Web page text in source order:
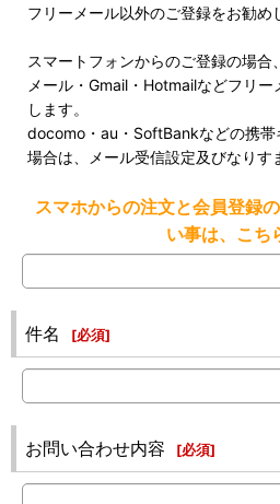
フリーメール以外のご登録をお勧め
スマートフォンからのご登録の場合
メール・Gmail・Hotmailなどフリ
します。
docomo・au・SoftBankなどの携帯
場合は、メール受信設定及びなりす
スマホからの注文と会員登録
い事は、こち
件名 [必須]
お問い合わせ内容 [必須]